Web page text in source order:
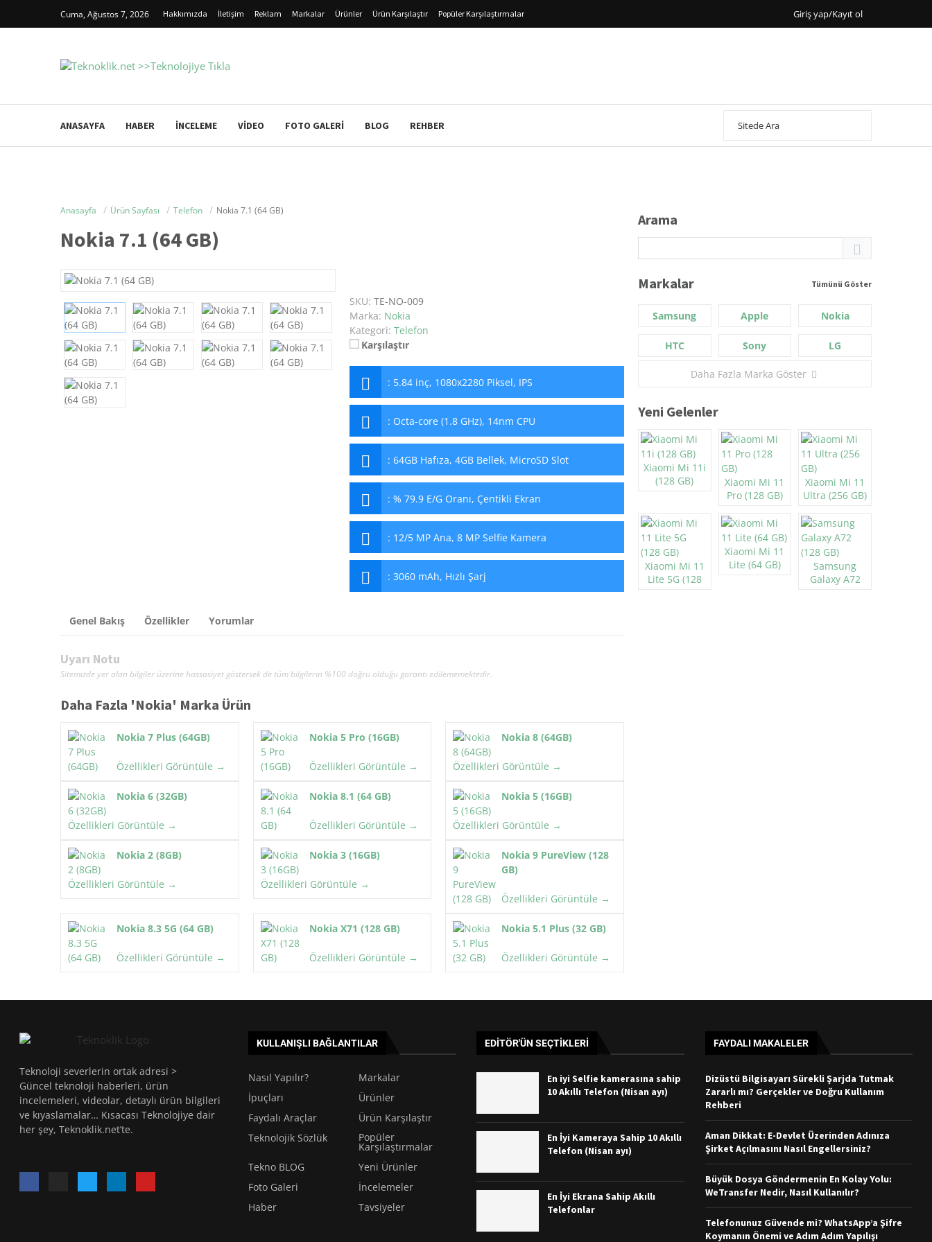
Cuma, Ağustos 7, 2026 Hakkımızda İletişim Reklam Markalar Ürünler Ürün Karşılaştır Popüler Karşılaştırmalar Giriş yap/Kayıt ol
ANASAYFA HABER İNCELEME VIDEO FOTO GALERI BLOG REHBER
Anasayfa Ürün Sayfası Telefon Nokia 7.1 (64 GB)
Nokia 7.1 (64 GB)
SKU: TE-NO-009
Marka: Nokia
Kategori: Telefon
Karşılaştır
: 5.84 inç, 1080x2280 Piksel, IPS
: Octa-core (1.8 GHz), 14nm CPU
: 64GB Hafıza, 4GB Bellek, MicroSD Slot
: % 79.9 E/G Oranı, Çentikli Ekran
: 12/5 MP Ana, 8 MP Selfie Kamera
: 3060 mAh, Hızlı Şarj
Genel Bakış Özellikler Yorumlar
Uyarı Notu
Sitemizde yer alan bilgiler üzerine hassasiyet göstersek de tüm bilgilerin %100 doğru olduğu garanti edilememektedir.
Daha Fazla 'Nokia' Marka Ürün
Nokia 7 Plus (64GB)
Özellikleri Görüntüle →
Nokia 5 Pro (16GB)
Özellikleri Görüntüle →
Nokia 8 (64GB)
Özellikleri Görüntüle →
Nokia 6 (32GB)
Özellikleri Görüntüle →
Nokia 8.1 (64 GB)
Özellikleri Görüntüle →
Nokia 5 (16GB)
Özellikleri Görüntüle →
Nokia 2 (8GB)
Özellikleri Görüntüle →
Nokia 3 (16GB)
Özellikleri Görüntüle →
Nokia 9 PureView (128
GB)
Özellikleri Görüntüle →
Nokia 8.3 5G (64 GB)
Özellikleri Görüntüle →
Nokia X71 (128 GB)
Özellikleri Görüntüle →
Nokia 5.1 Plus (32 GB)
Özellikleri Görüntüle →
Arama
Markalar Tümünü Göster
Samsung Apple Nokia
HTC Sony LG
Daha Fazla Marka Göster
Yeni Gelenler
Xiaomi Mi 11i
(128 GB)
Xiaomi Mi 11
Pro (128 GB)
Xiaomi Mi 11
Ultra (256 GB)
Xiaomi Mi 11
Lite 5G (128
Xiaomi Mi 11
Lite (64 GB)
Samsung
Galaxy A72
Teknoloji severlerin ortak adresi >
Güncel teknoloji haberleri, ürün
incelemeleri, videolar, detaylı ürün bilgileri
ve kıyaslamalar… Kısacası Teknolojiye dair
her şey, Teknoklik.net’te.
KULLANIŞLI BAĞLANTILAR
Nasıl Yapılır?
Markalar
İpuçları
Ürünler
Faydalı Araçlar
Ürün Karşılaştır
Teknolojik Sözlük
Popüler
Karşılaştırmalar
Tekno BLOG
Yeni Ürünler
Foto Galeri
İncelemeler
Haber
Tavsiyeler
EDITÖR'ÜN SEÇTIKLERI
En iyi Selfie kamerasına sahip
10 Akıllı Telefon (Nisan ayı)
En İyi Kameraya Sahip 10 Akıllı
Telefon (Nisan ayı)
En İyi Ekrana Sahip Akıllı
Telefonlar
FAYDALI MAKALELER
Dizüstü Bilgisayarı Sürekli Şarjda Tutmak
Zararlı mı? Gerçekler ve Doğru Kullanım
Rehberi
Aman Dikkat: E-Devlet Üzerinden Adınıza
Şirket Açılmasını Nasıl Engellersiniz?
Büyük Dosya Göndermenin En Kolay Yolu:
WeTransfer Nedir, Nasıl Kullanılır?
Telefonunuz Güvende mi? WhatsApp’a Şifre
Koymanın Önemi ve Adım Adım Yapılışı